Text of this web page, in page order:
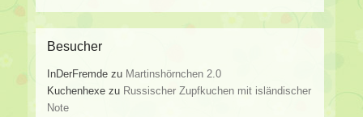
Besucher
InDerFremde zu Martinshörnchen 2.0
Kuchenhexe zu Russischer Zupfkuchen mit isländischer
Note